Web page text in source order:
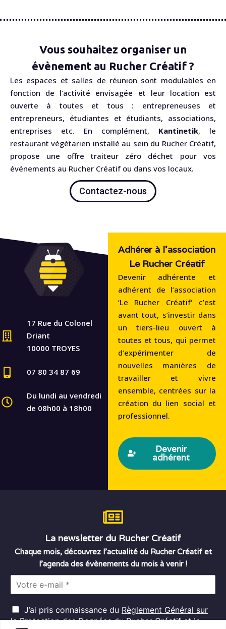
Vous souhaitez organiser un
évènement au Rucher Créatif ?
Les espaces et salles de réunion sont modulables en
fonction de l’activité envisagée et leur location est
ouverte à toutes et tous : entrepreneuses et
entrepreneurs, étudiantes et étudiants, associations,
entreprises etc. En complément, Kantinetik, le
restaurant végétarien installé au sein du Rucher Créatif,
propose une offre traiteur zéro déchet pour vos
événements au Rucher Créatif ou dans vos locaux.
Contactez-nous
17 Rue du Colonel
Driant
10000 TROYES
07 80 34 87 69
Du lundi au vendredi
de 08h00 à 18h00
Adhérer à l'association
Le Rucher Créatif
Devenir adhérente et
adhérent de l’association
‘Le Rucher Créatif‘ c’est
avant tout, s’investir dans
un tiers-lieu ouvert à
toutes et tous, qui permet
d’expérimenter de
nouvelles manières de
travailler et vivre
ensemble, centrées sur la
création du lien social et
professionnel.
Devenir
adhérent
La newsletter du Rucher Créatif
Chaque mois, découvrez l’actualité du Rucher Créatif et
l’agenda des évènements du mois à venir !
l
R
G
J’ai pris connaissance du Règlement Général sur
la Protection des Donnéesdu Rucher Créatif et je